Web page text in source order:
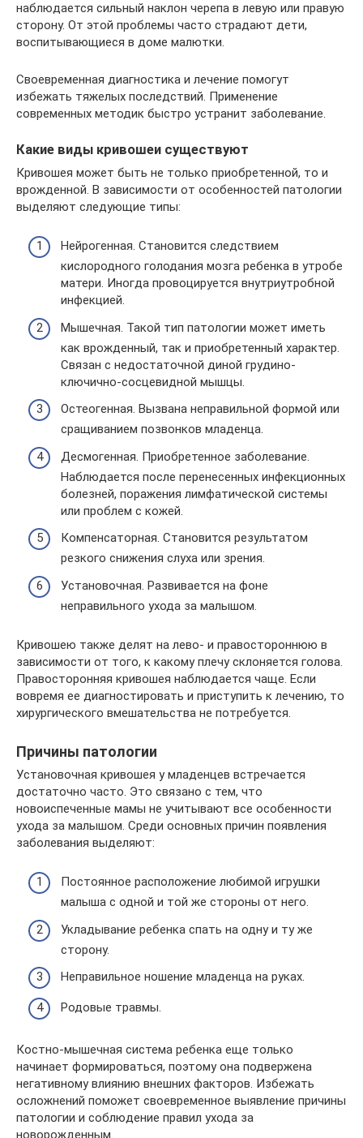
наблюдается сильный наклон черепа в левую или правую
сторону. От этой проблемы часто страдают дети,
воспитывающиеся в доме малютки.
Своевременная диагностика и лечение помогут
избежать тяжелых последствий. Применение
современных методик быстро устранит заболевание.
Какие виды кривошеи существуют
Кривошея может быть не только приобретенной, то и
врожденной. В зависимости от особенностей патологии
выделяют следующие типы:
Нейрогенная. Становится следствием
кислородного голодания мозга ребенка в утробе
матери. Иногда провоцируется внутриутробной
инфекцией.
Мышечная. Такой тип патологии может иметь
как врожденный, так и приобретенный характер.
Связан с недостаточной диной грудино-
ключично-сосцевидной мышцы.
Остеогенная. Вызвана неправильной формой или
сращиванием позвонков младенца.
Десмогенная. Приобретенное заболевание.
Наблюдается после перенесенных инфекционных
болезней, поражения лимфатической системы
или проблем с кожей.
Компенсаторная. Становится результатом
резкого снижения слуха или зрения.
Установочная. Развивается на фоне
неправильного ухода за малышом.
Кривошею также делят на лево- и правостороннюю в
зависимости от того, к какому плечу склоняется голова.
Правосторонняя кривошея наблюдается чаще. Если
вовремя ее диагностировать и приступить к лечению, то
хирургического вмешательства не потребуется.
Причины патологии
Установочная кривошея у младенцев встречается
достаточно часто. Это связано с тем, что
новоиспеченные мамы не учитывают все особенности
ухода за малышом. Среди основных причин появления
заболевания выделяют:
Постоянное расположение любимой игрушки
малыша с одной и той же стороны от него.
Укладывание ребенка спать на одну и ту же
сторону.
Неправильное ношение младенца на руках.
Родовые травмы.
Костно-мышечная система ребенка еще только
начинает формироваться, поэтому она подвержена
негативному влиянию внешних факторов. Избежать
осложнений поможет своевременное выявление причины
патологии и соблюдение правил ухода за
новорожденным.